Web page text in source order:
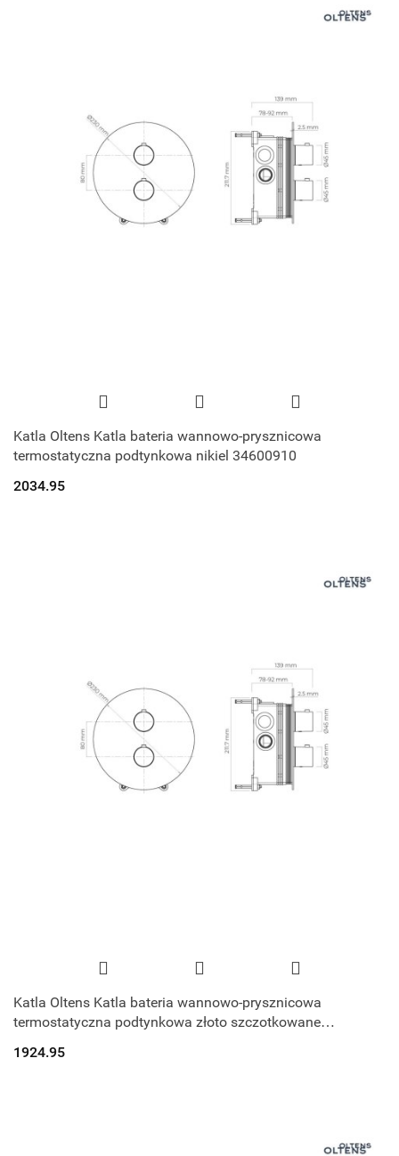
Katla Oltens Katla bateria wannowo-prysznicowa
termostatyczna podtynkowa nikiel 34600910
2034.95
Katla Oltens Katla bateria wannowo-prysznicowa
termostatyczna podtynkowa złoto szczotkowane
1924.95